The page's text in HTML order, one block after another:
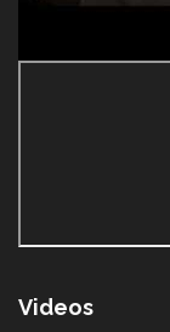
Videos